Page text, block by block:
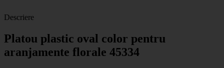
Descriere
Platou plastic oval color pentru
aranjamente florale 45334